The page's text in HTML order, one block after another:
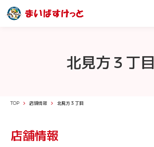
北見方３丁目
TOP 店舗情報 北見方３丁目
店舗情報